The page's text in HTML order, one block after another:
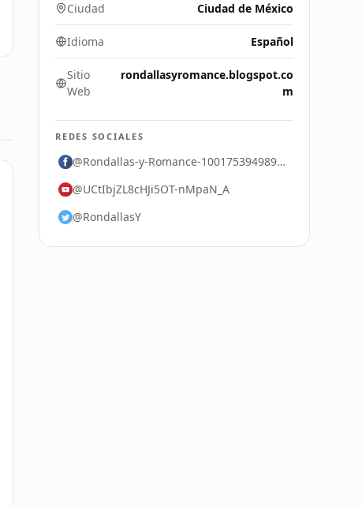
Ciudad Ciudad de México
Idioma Español
Sitio
Web
rondallasyromance.blogspot.co
m
REDES SOCIALES
@Rondallas-y-Romance-100175394989372
@UCtIbjZL8cHJi5OT-nMpaN_A
@RondallasY